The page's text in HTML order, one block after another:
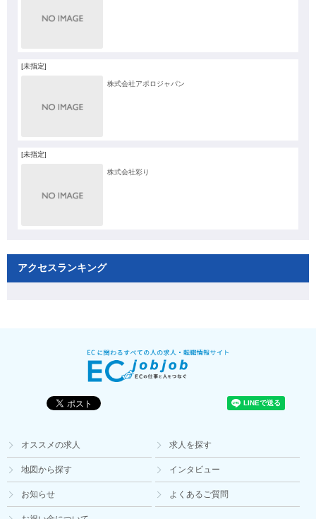
[未指定]
株式会社アポロジャパン
[未指定]
株式会社彩り
アクセスランキング
オススメの求人 求人を探す
地図から探す インタビュー
お知らせ よくあるご質問